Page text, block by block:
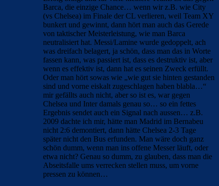
Barca, die einzige Chance… wenn wir z.B. wie City
(vs Chelsea) im Finale der CL verlieren, weil Team XY
bunkert und gewinnt, dann hört man auch das Gerede
von taktischer Meisterleistung, wie man Barca
neutralisiert hat. Messi/Lamine wurde gedoppelt, ach
was dreifach belagert, ja schön, dass man das in Worte
fassen kann, was passiert ist, dass es destruktiv ist, aber
wenn es effektiv ist, dann hat es seinen Zweck erfüllt.
Oder man hört sowas wie „wie gut sie hinten gestanden
sind und vorne eiskalt zugeschlagen haben blabla…“
mir gefällts auch nicht, aber so ist es, war gegen
Chelsea und Inter damals genau so… so ein fettes
Ergebnis sendet auch ein Signal nach aussen… z.B.
2009 dachte ich mir, hätte man Madrid im Bernabeu
nicht 2:6 demontiert, dann hätte Chelsea 2-3 Tage
später nicht den Bus erfunden. Man wäre doch ganz
schön dumm, wenn man ins offene Messer läuft, oder
etwa nicht? Genau so dumm, zu glauben, dass man die
Abseitsfalle ums verrecken stellen muss, um vorne
pressen zu können…